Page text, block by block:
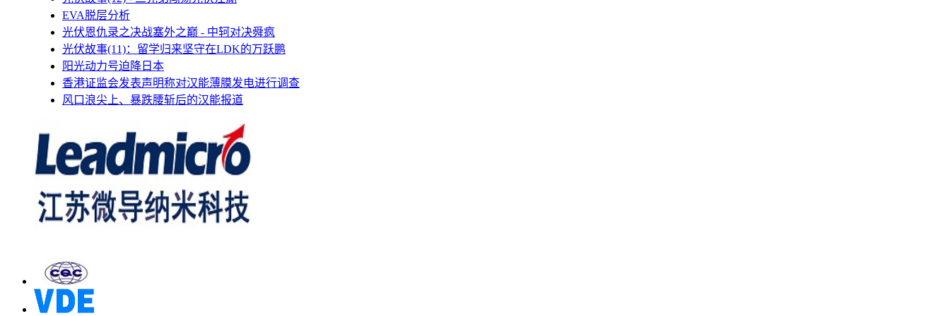
EVA脱层分析
光伏恩仇录之决战塞外之巅 - 中轲对决舜疯
光伏故事(11)：留学归来坚守在LDK的万跃鹏
阳光动力号迫降日本
香港证监会发表声明称对汉能薄膜发电进行调查
风口浪尖上、暴跌腰斩后的汉能报道